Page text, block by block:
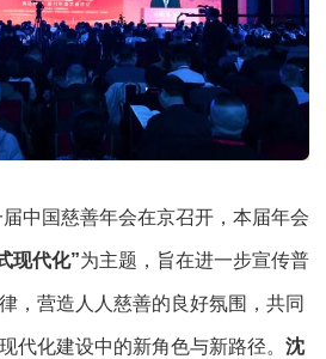
中国慈善年会在京召开，本届年会
现代化”为主题，旨在进一步宣传普
，营造人人慈善的良好氛围，共同
代化建设中的新角色与新路径。 沈